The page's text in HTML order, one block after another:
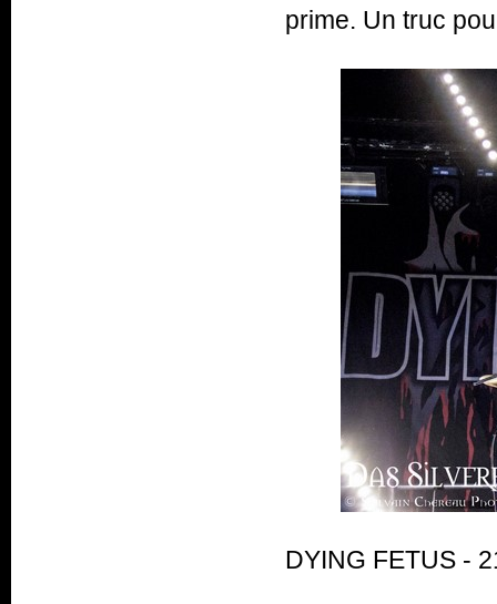
prime. Un truc
DYING FETUS -